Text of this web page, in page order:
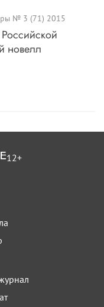
№ 3 (71) 2015
новелл
12+